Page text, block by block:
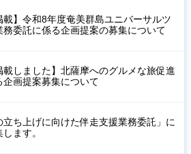
載】令和8年度奄美群島ユニバーサルツ
委託に係る企画提案の募集について
載しました】北薩摩へのグルメな旅促進
画提案募集について
立ち上げに向けた伴走支援業務委託」に
ます。